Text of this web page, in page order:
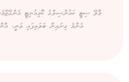
މާލޭ ސިޓީ ކައުންސިލްގެ ކޮމިއުނިޓީ
އެންމެ ގިނައިން ބަލައިފައި ވަނީ،